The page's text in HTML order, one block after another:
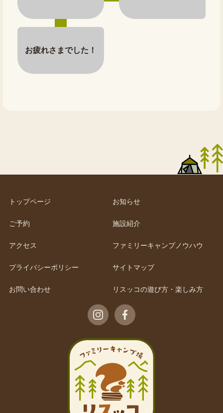
お疲れさまでした！
トップページ お知らせ
ご予約 施設紹介
アクセス ファミリーキャンプノウハウ
プライバシーポリシー サイトマップ
お問い合わせ リスッコの遊び方・楽しみ方